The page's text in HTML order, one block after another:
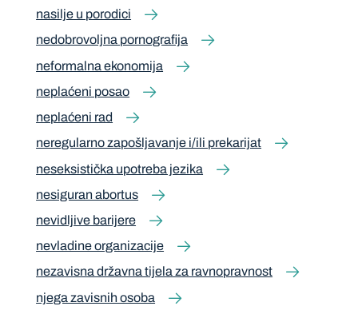
nasilje u porodici
nedobrovoljna pornografija
neformalna ekonomija
neplaćeni posao
neplaćeni rad
neregularno zapošljavanje i/ili prekarijat
neseksistička upotreba jezika
nesiguran abortus
nevidljive barijere
nevladine organizacije
nezavisna državna tijela za ravnopravnost
njega zavisnih osoba